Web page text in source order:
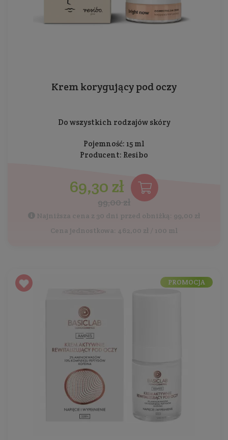
Krem korygujący pod oczy
Do wszystkich rodzajów skóry
Pojemność: 15 ml
Producent: Resibo
69,30 zł
99,00 zł
Najniższa cena z 30 dni przed obniżką: 99,00 zł
Cena jednostkowa: 462,00 zł / 100 ml
PROMOCJA